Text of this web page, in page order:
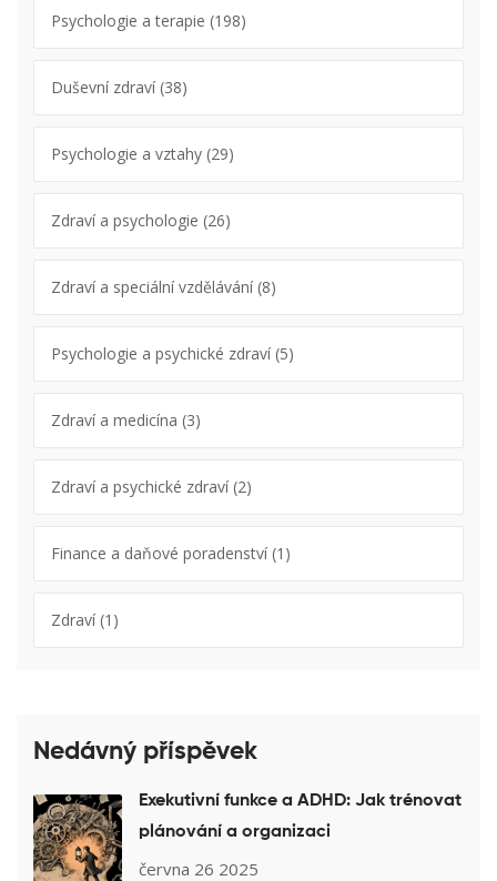
Psychologie a terapie (198)
Duševní zdraví(38)
Psychologie a vztahy (29)
Zdraví a psychologie (26)
Zdraví a speciální vzdělávání(8)
Psychologie a psychické zdraví(5)
Zdraví a medicína (3)
Zdraví a psychické zdraví(2)
Finance a daňové poradenství(1)
Zdraví(1)
Nedávný příspěvek
Exekutivní funkce a ADHD: Jak trénovat
plánování a organizaci
června 26 2025